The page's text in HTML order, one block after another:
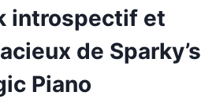
introspectif et
de Sparky’s
Piano